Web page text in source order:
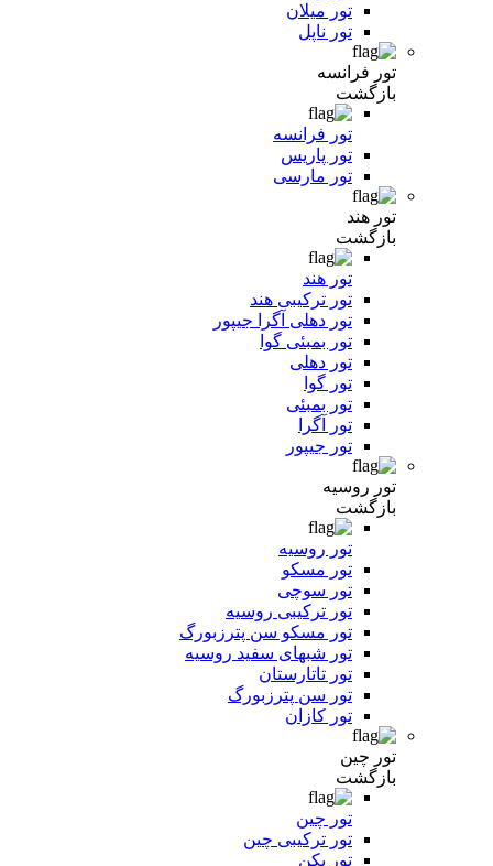
تور میلان
تور ناپل
تور فرانسه
بازگشت
تور فرانسه
تور پاریس
تور مارسی
تور هند
بازگشت
تور هند
تور ترکیبی هند
تور دهلی آگرا جیپور
تور بمبئی گوا
تور دهلی
تور گوا
تور بمبئی
تور آگرا
تور جیپور
تور روسیه
بازگشت
تور روسیه
تور مسکو
تور سوچی
تور ترکیبی روسیه
تور مسکو سن پترزبورگ
تور شبهای سفید روسیه
تور تاتارستان
تور سن پترزبورگ
تور کازان
تور چین
بازگشت
تور چین
تور ترکیبی چین
تور پکن